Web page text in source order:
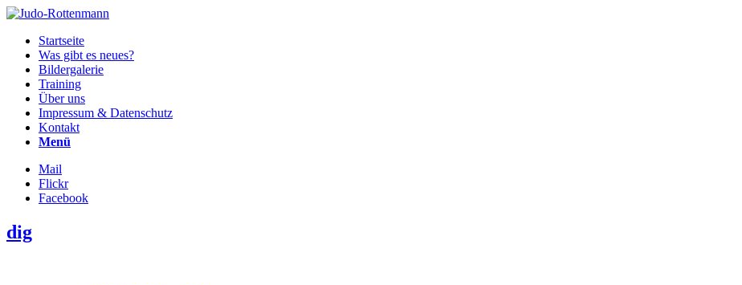
Startseite
Was gibt es neues?
Bildergalerie
Training
Über uns
Impressum & Datenschutz
Kontakt
Menü
Mail
Flickr
Facebook
dig